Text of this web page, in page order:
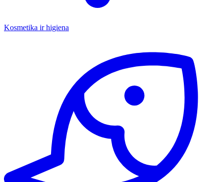
Kosmetika ir higiena